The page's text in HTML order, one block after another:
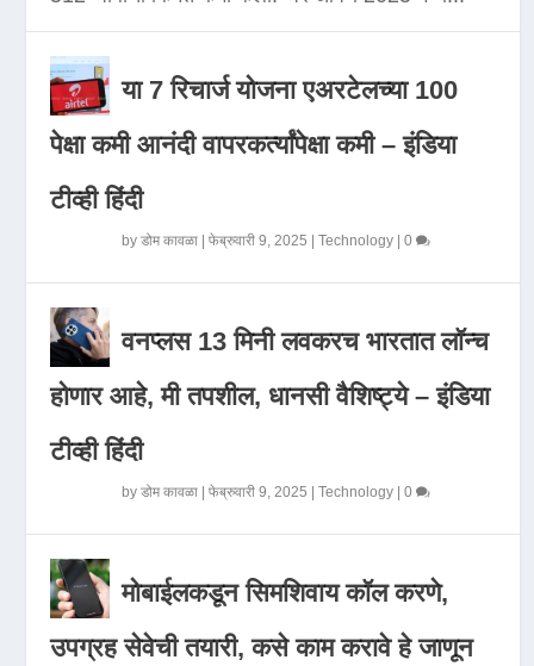
या 7 रिचार्ज योजना एअरटेलच्या 100
पेक्षा कमी आनंदी वापरकर्त्यांपेक्षा कमी – इंडिया
टीव्ही हिंदी
byडोम कावळा |फेब्रुवारी 9, 2025 |Technology |0
वनप्लस 13 मिनी लवकरच भारतात लॉन्च
होणार आहे, मी तपशील, धानसी वैशिष्ट्ये – इंडिया
टीव्ही हिंदी
byडोम कावळा |फेब्रुवारी 9, 2025 |Technology |0
मोबाईलकडून सिमशिवाय कॉल करणे,
उपग्रह सेवेची तयारी, कसे काम करावे हे जाणून